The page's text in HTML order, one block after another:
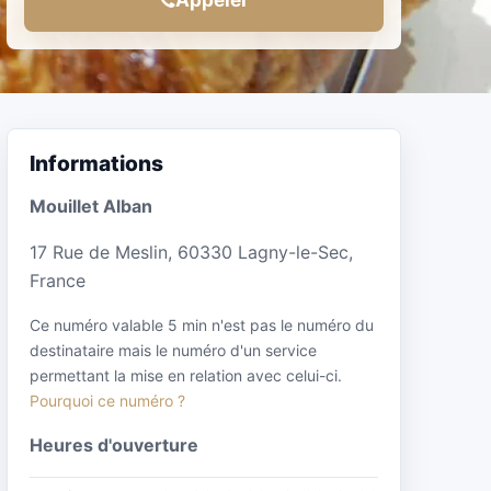
Informations
Mouillet Alban
17 Rue de Meslin, 60330 Lagny-le-Sec,
France
Ce numéro valable 5 min n'est pas le numéro du
destinataire mais le numéro d'un service
permettant la mise en relation avec celui-ci.
Pourquoi ce numéro ?
Heures d'ouverture